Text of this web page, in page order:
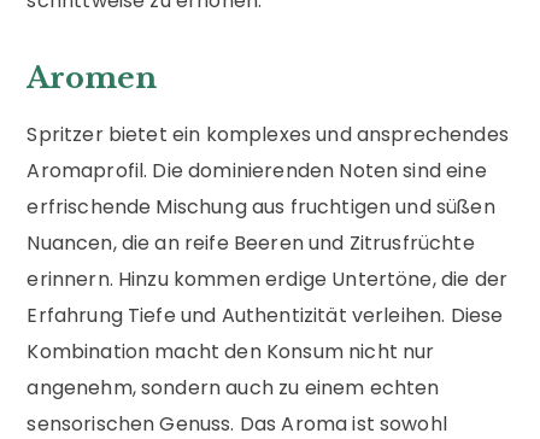
Aromen
Spritzer bietet ein komplexes und ansprechendes
Aromaprofil. Die dominierenden Noten sind eine
erfrischende Mischung aus fruchtigen und süßen
Nuancen, die an reife Beeren und Zitrusfrüchte
erinnern. Hinzu kommen erdige Untertöne, die der
Erfahrung Tiefe und Authentizität verleihen. Diese
Kombination macht den Konsum nicht nur
angenehm, sondern auch zu einem echten
sensorischen Genuss. Das Aroma ist sowohl